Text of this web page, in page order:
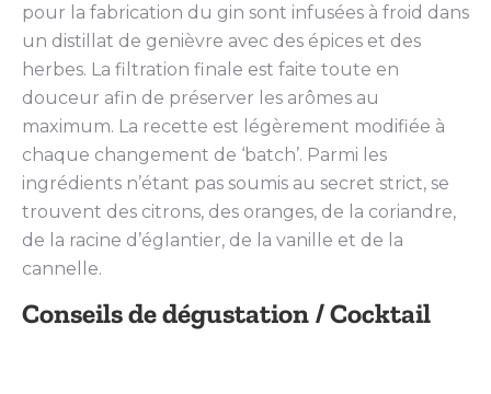
pour la fabrication du gin sont infusées à froid dans
un distillat de genièvre avec des épices et des
herbes. La filtration finale est faite toute en
douceur afin de préserver les arômes au
maximum. La recette est légèrement modifiée à
chaque changement de ‘batch’. Parmi les
ingrédients n’étant pas soumis au secret strict, se
trouvent des citrons, des oranges, de la coriandre,
de la racine d’églantier, de la vanille et de la
cannelle.
Conseils de dégustation / Cocktail